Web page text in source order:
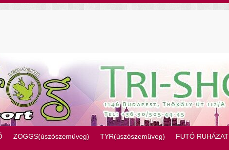
ZOGGS(úszószemüveg) TYR(úszószemüveg) FUTÓ RUHÁZAT